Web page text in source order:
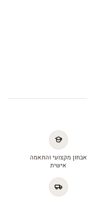
אבחון מקצועי והתאמה
אישית